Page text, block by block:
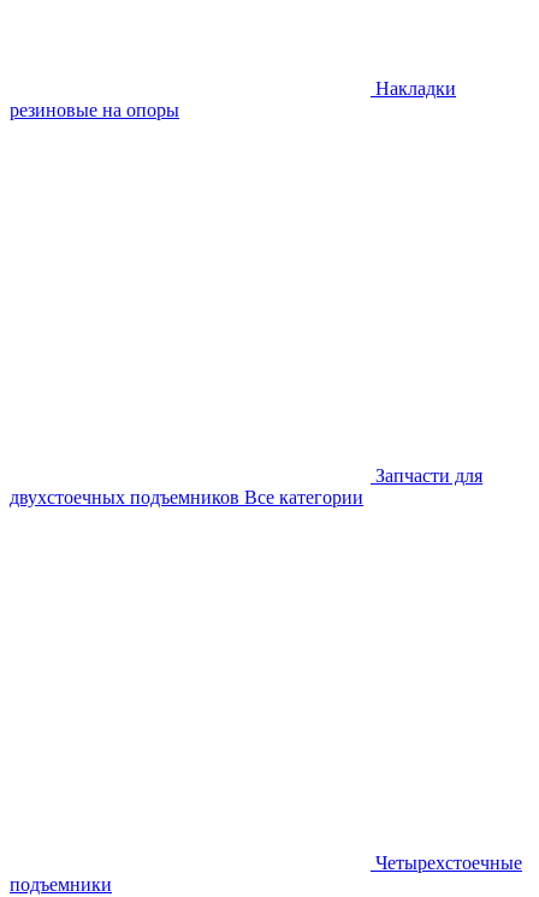
Накладки
резиновые на опоры
Запчасти для
двухстоечных подъемников Все категории
Четырехстоечные
подъемники